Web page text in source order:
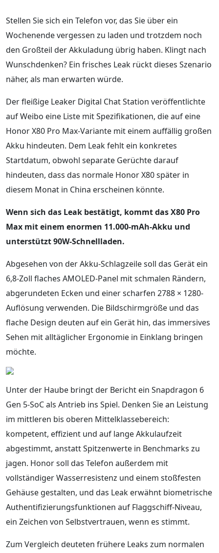
Stellen Sie sich ein Telefon vor, das Sie über ein
Wochenende vergessen zu laden und trotzdem noch
den Großteil der Akkuladung übrig haben. Klingt nach
Wunschdenken? Ein frisches Leak rückt dieses Szenario
näher, als man erwarten würde.
Der fleißige Leaker Digital Chat Station veröffentlichte
auf Weibo eine Liste mit Spezifikationen, die auf eine
Honor X80 Pro Max-Variante mit einem auffällig großen
Akku hindeuten. Dem Leak fehlt ein konkretes
Startdatum, obwohl separate Gerüchte darauf
hindeuten, dass das normale Honor X80 später in
diesem Monat in China erscheinen könnte.
Wenn sich das Leak bestätigt, kommt das X80 Pro
Max mit einem enormen 11.000-mAh-Akku und
unterstützt 90W-Schnellladen.
Abgesehen von der Akku-Schlagzeile soll das Gerät ein
6,8-Zoll flaches AMOLED-Panel mit schmalen Rändern,
abgerundeten Ecken und einer scharfen 2788 × 1280-
Auflösung verwenden. Die Bildschirmgröße und das
flache Design deuten auf ein Gerät hin, das immersives
Sehen mit alltäglicher Ergonomie in Einklang bringen
möchte.
Unter der Haube bringt der Bericht ein Snapdragon 6
Gen 5-SoC als Antrieb ins Spiel. Denken Sie an Leistung
im mittleren bis oberen Mittelklassebereich:
kompetent, effizient und auf lange Akkulaufzeit
abgestimmt, anstatt Spitzenwerte in Benchmarks zu
jagen. Honor soll das Telefon außerdem mit
vollständiger Wasserresistenz und einem stoßfesten
Gehäuse gestalten, und das Leak erwähnt biometrische
Authentifizierungsfunktionen auf Flaggschiff-Niveau,
ein Zeichen von Selbstvertrauen, wenn es stimmt.
Zum Vergleich deuteten frühere Leaks zum normalen